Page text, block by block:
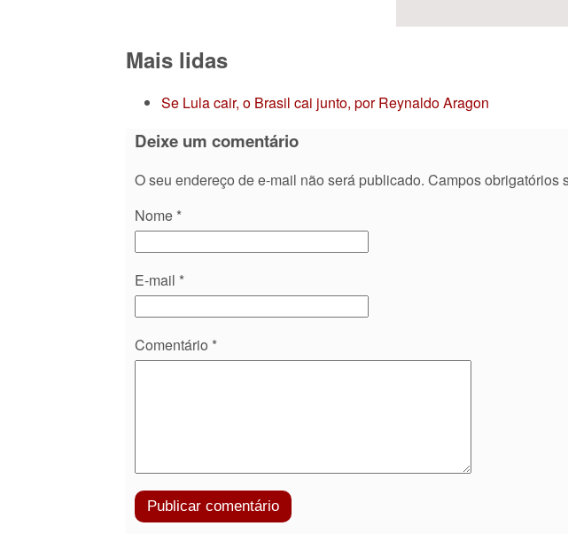
Mais lidas
Se Lula cair, o Brasil cai junto, por Reynaldo Aragon
Deixe um comentário
O seu endereço de e-mail não será publicado. Campos obrigatórios
Nome *
E-mail *
Comentário *